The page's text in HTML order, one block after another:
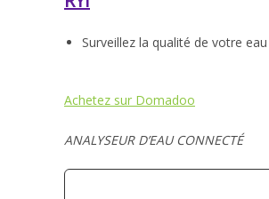
Surveillez la qualité de votre
Achetez sur Domadoo
ANALYSEUR D’EAU CONNECTÉ